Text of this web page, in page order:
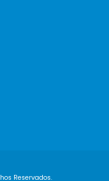
Reservados.